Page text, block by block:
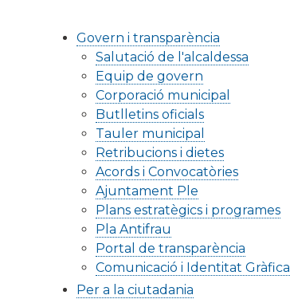
Govern i transparència
Salutació de l'alcaldessa
Equip de govern
Corporació municipal
Butlletins oficials
Tauler municipal
Retribucions i dietes
Acords i Convocatòries
Ajuntament Ple
Plans estratègics i programes
Pla Antifrau
Portal de transparència
Comunicació i Identitat Gràfica
Per a la ciutadania